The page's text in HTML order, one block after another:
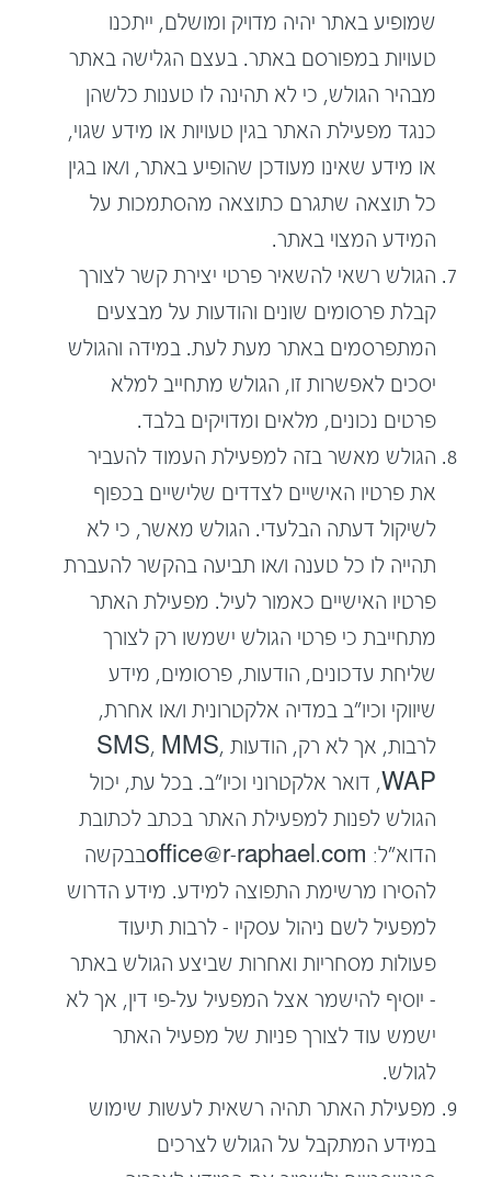
שמופיע באתר יהיה מדויק ומושלם, ייתכנו
טעויות במפורסם באתר. בעצם הגלישה באתר
מבהיר הגולש, כי לא תהינה לו טענות כלשהן
כנגד מפעילת האתר בגין טעויות או מידע שגוי,
או מידע שאינו מעודכן שהופיע באתר, ו/או בגין
כל תוצאה שתגרם כתוצאה מהסתמכות על
המידע המצוי באתר.
הגולש רשאי להשאיר פרטי יצירת קשר לצורך
קבלת פרסומים שונים והודעות על מבצעים
המתפרסמים באתר מעת לעת. במידה והגולש
יסכים לאפשרות זו, הגולש מתחייב למלא
פרטים נכונים, מלאים ומדויקים בלבד.
הגולש מאשר בזה למפעילת העמוד להעביר
את פרטיו האישיים לצדדים שלישיים בכפוף
לשיקול דעתה הבלעדי. הגולש מאשר, כי לא
תהייה לו כל טענה ו/או תביעה בהקשר להעברת
פרטיו האישיים כאמור לעיל. מפעילת האתר
מתחייבת כי פרטי הגולש ישמשו רק לצורך
שליחת עדכונים, הודעות, פרסומים, מידע
שיווקי וכיו"ב במדיה אלקטרונית ו/או אחרת,
לרבות, אך לא רק, הודעות SMS, MMS,
WAP, דואר אלקטרוני וכיו"ב. בכל עת, יכול
הגולש לפנות למפעילת האתר בכתב לכתובת
הדוא"ל: office@r-raphael.comבבקשה
להסירו מרשימת התפוצה למידע. מידע הדרוש
למפעיל לשם ניהול עסקיו – לרבות תיעוד
פעולות מסחריות ואחרות שביצע הגולש באתר
– יוסיף להישמר אצל המפעיל על-פי דין, אך לא
ישמש עוד לצורך פניות של מפעיל האתר
לגולש.
מפעילת האתר תהיה רשאית לעשות שימוש
במידע המתקבל על הגולש לצרכים